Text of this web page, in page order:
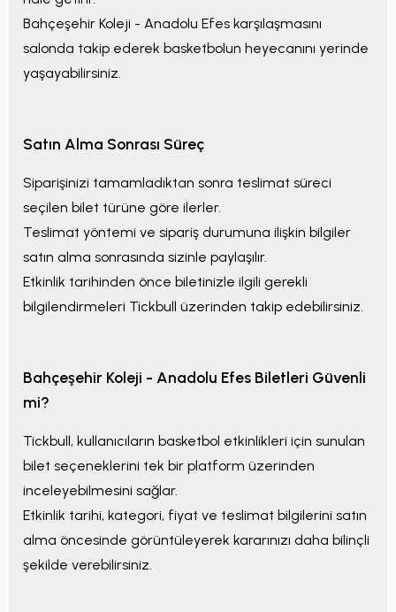
Bahçeşehir Koleji - Anadolu Efes karşılaşmasını
salonda takip ederek basketbolun heyecanını yerinde
yaşayabilirsiniz.
Satın Alma Sonrası Süreç
Siparişinizi tamamladıktan sonra teslimat süreci
seçilen bilet türüne göre ilerler.
Teslimat yöntemi ve sipariş durumuna ilişkin bilgiler
satın alma sonrasında sizinle paylaşılır.
Etkinlik tarihinden önce biletinizle ilgili gerekli
bilgilendirmeleri Tickbull üzerinden takip edebilirsiniz.
Bahçeşehir Koleji - Anadolu Efes Biletleri Güvenli
mi?
Tickbull, kullanıcıların basketbol etkinlikleri için sunulan
bilet seçeneklerini tek bir platform üzerinden
inceleyebilmesini sağlar.
Etkinlik tarihi, kategori, fiyat ve teslimat bilgilerini satın
alma öncesinde görüntüleyerek kararınızı daha bilinçli
şekilde verebilirsiniz.